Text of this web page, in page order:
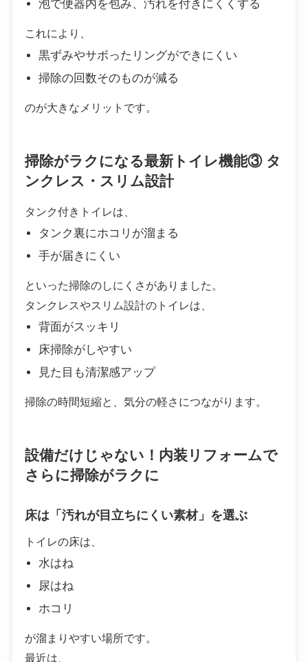
泡で便器内を包み、汚れを付きにくくする
これにより、
黒ずみやサボったリングができにくい
掃除の回数そのものが減る
のが大きなメリットです。
掃除がラクになる最新トイレ機能③ タ
ンクレス・スリム設計
タンク付きトイレは、
タンク裏にホコリが溜まる
手が届きにくい
といった掃除のしにくさがありました。
タンクレスやスリム設計のトイレは、
背面がスッキリ
床掃除がしやすい
見た目も清潔感アップ
掃除の時間短縮と、気分の軽さにつながります。
設備だけじゃない！内装リフォームで
さらに掃除がラクに
床は「汚れが目立ちにくい素材」を選ぶ
トイレの床は、
水はね
尿はね
ホコリ
が溜まりやすい場所です。
最近は、